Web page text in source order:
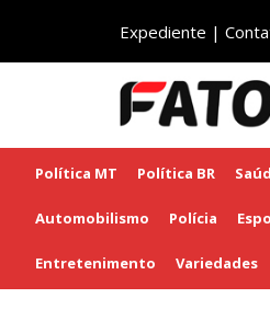
Expediente |
Política MT Política BR
Automobilismo Polícia
Entretenimento Variedades